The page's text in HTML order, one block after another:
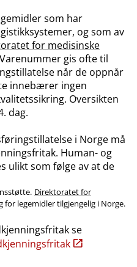
som har
og som av
for medisinske
gis ofte til
når de oppnår
innebærer ingen
Oversikten
dag.
i Norge må
Human- og
ulikt som følge av at de
Direktoratet for
for legemidler tilgjengelig i Norge.
se